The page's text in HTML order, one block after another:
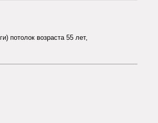
потолок возраста 55 лет,